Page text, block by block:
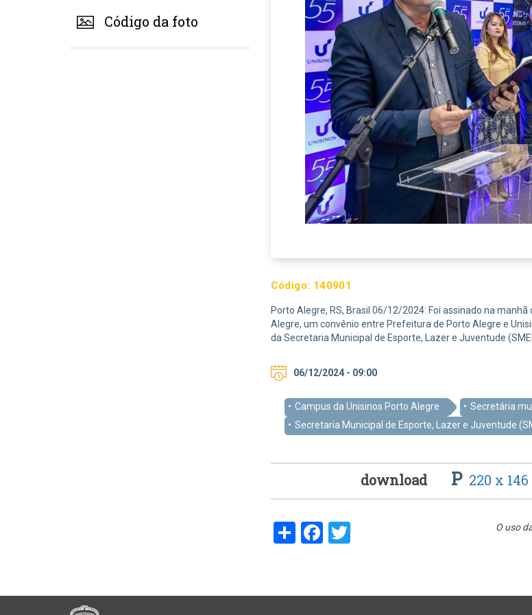
Código da foto
Código: 140901
Porto Alegre, RS, Brasil 06/12/2024: Foi assinado na
Alegre, um convênio entre Prefeitura de Porto Alegre e
da Secretaria Municipal de Esporte, Lazer e Juventude
06/12/2024 - 09:00
Campus da Unisinos Porto Alegre
Secretária
Secretaria Municipal de Esporte, Lazer e Juventude
download P 220 x
O uso
ShareFacebook
Twitter